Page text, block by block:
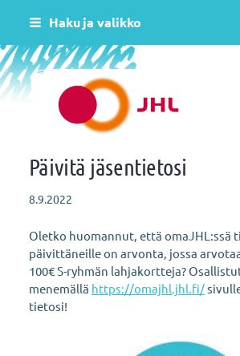
Siirry
sisältöön
Haku ja valikko
Helsingin
Päivitä jäsentietosi
8.9.2022
Oletko huomannut, että omaJHL:ssä
päivittäneille on arvonta, jossa
100€ S-ryhmän lahjakortteja?
menemällä https://omajhl.jhl.fi/
tietosi!